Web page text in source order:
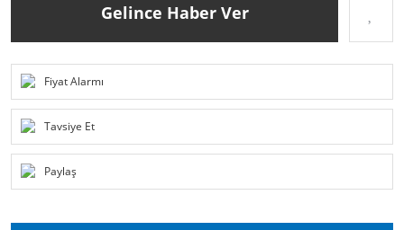
Gelince Haber Ver
Fiyat Alarmı
Tavsiye Et
Paylaş